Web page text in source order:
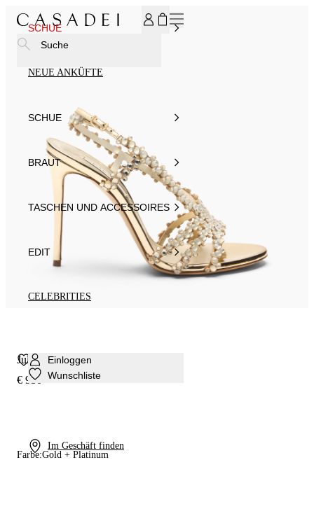
SCHUE
NEUE ANKÜFTE
SCHUE
BRAUT
TASCHEN UND ACCESSOIRES
EDIT
CELEBRITIES
Einloggen
Wunschliste
Im Geschäft finden
Suche
Julia C-Love Sandale
€ 950
Farbe:Gold + Platinum